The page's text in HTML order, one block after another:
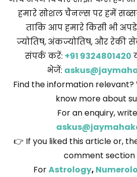
हमारे सोशल चैनल्स पर हमें
ताकि आप हमारे किसी भी
ज्योतिष, अंकज्योतिष, और रेकी
संपर्क करें: +91 9324801420
भेजें:
Find the information relevant?
know more about
For an enquiry,
👉 If you liked this article or,
comment section
ForAstrology,